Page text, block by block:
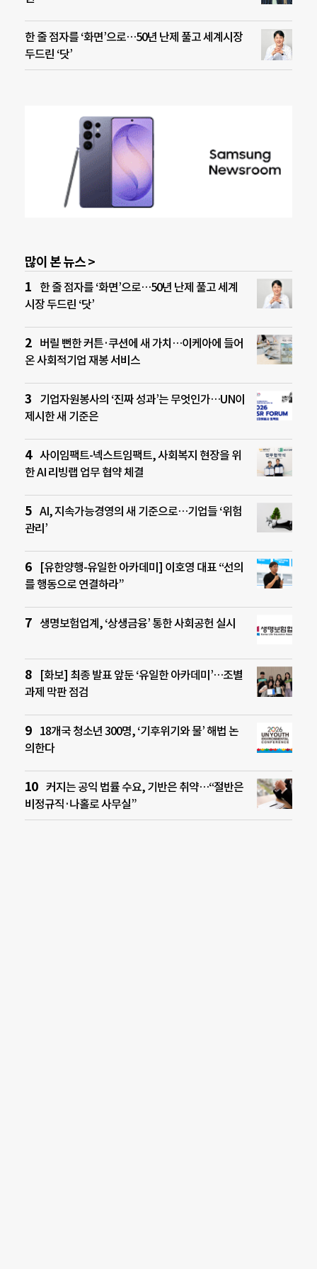
한 줄 점자를 ‘화면’으로…50년 난제 풀고 세계시장
두드린 ‘닷’
많이 본 뉴스 >
한 줄 점자를 ‘화면’으로…50년 난제 풀고 세계
시장 두드린 ‘닷’
버릴 뻔한 커튼·쿠션에 새 가치…이케아에 들어
온 사회적기업 재봉 서비스
기업자원봉사의 ‘진짜 성과’는 무엇인가…UN이
제시한 새 기준은
사이임팩트-넥스트임팩트, 사회복지 현장을 위
한 AI 리빙랩 업무 협약 체결
AI, 지속가능경영의 새 기준으로…기업들 ‘위험
관리’
[유한양행-유일한 아카데미] 이호영 대표 “선의
를 행동으로 연결하라”
생명보험업계, ‘상생금융’ 통한 사회공헌 실시
[화보] 최종 발표 앞둔 ‘유일한 아카데미’…조별
과제 막판 점검
18개국 청소년 300명, ‘기후위기와 물’ 해법 논
의한다
커지는 공익 법률 수요, 기반은 취약…“절반은
비정규직·나홀로 사무실”